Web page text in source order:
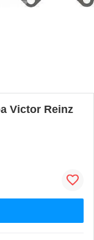
Victor Reinz